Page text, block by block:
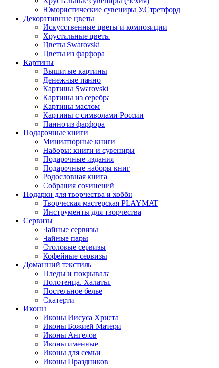
Юмористические сувениры У.Стретфорд
Декоративные цветы
Искусственные цветы и композиции
Хрустальные цветы
Цветы Swarovski
Цветы из фарфора
Картины
Вышитые картины
Денежные панно
Картины Swarovski
Картины из серебра
Картины маслом
Картины с символами России
Панно из фарфора
Подарочные книги
Миниатюрные книги
Наборы: книги и сувениры
Подарочные издания
Подарочные наборы книг
Родословная книга
Собрания сочинений
Подарки для творчества и хобби
Творческая мастерская PLAYMAT
Инструменты для творчества
Cервизы
Чайные сервизы
Чайные пары
Столовые сервизы
Кофейные сервизы
Домашний текстиль
Пледы и покрывала
Полотенца. Халаты.
Постельное белье
Скатерти
Иконы
Иконы Иисуса Христа
Иконы Божией Матери
Иконы Ангелов
Иконы именные
Иконы для семьи
Иконы Праздников